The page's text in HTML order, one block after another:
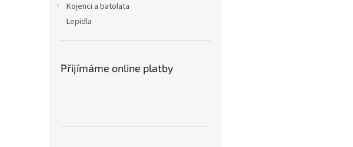
Kojenci a batolata
Lepidla
Přijímáme online platby